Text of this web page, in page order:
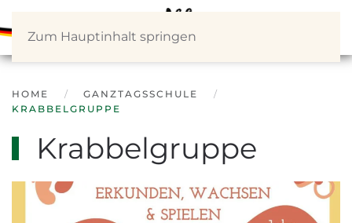
Zum Hauptinhalt springen
HOME
GANZTAGSSCHULE
KRABBELGRUPPE
Krabbelgruppe